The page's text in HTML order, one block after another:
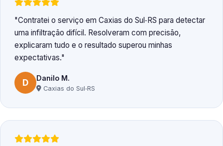
Contratei o serviço em Caxias do Sul‑RS para detectar
uma infiltração difícil. Resolveram com precisão,
explicaram tudo e o resultado superou minhas
expectativas.
D Danilo M.
Caxias do Sul‑RS